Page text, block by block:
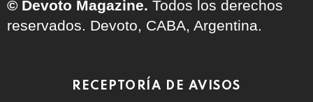
© Devoto Magazine. Todos los derechos
reservados. Devoto, CABA, Argentina.
RECEPTORÍA DE AVISOS